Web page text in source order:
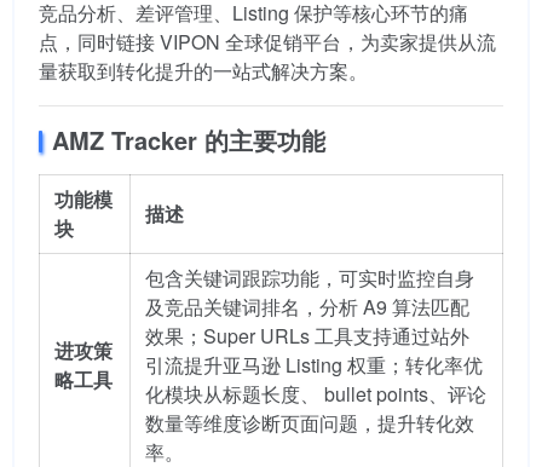
竞品分析、差评管理、Listing 保护等核心环节的痛
点，同时链接 VIPON 全球促销平台，为卖家提供从流
量获取到转化提升的一站式解决方案。
AMZ Tracker 的主要功能
功能模
块
描述
进攻策
略工具
包含关键词跟踪功能，可实时监控自身
及竞品关键词排名，分析 A9 算法匹配
效果；Super URLs 工具支持通过站外
引流提升亚马逊 Listing 权重；转化率优
化模块从标题长度、 bullet points、评论
数量等维度诊断页面问题，提升转化效
率。